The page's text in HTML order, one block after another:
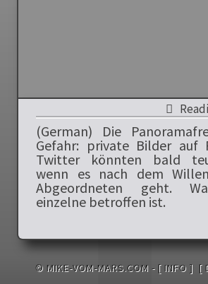
(German) Die
Gefahr: private Bilder auf
Twitter könnten bald
wenn es nach dem
Abgeordneten geht.
einzelne betroffen ist.
© MIKE-VOM-MARS.COM - [ INFO ] [